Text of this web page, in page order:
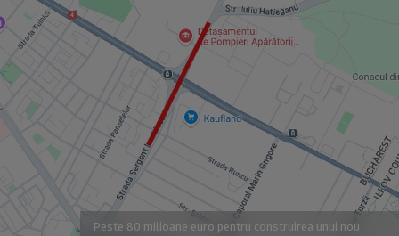
Peste 80 milioane euro pentru construirea unui nou